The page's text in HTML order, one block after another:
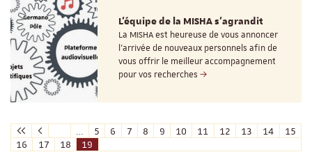
L'équipe de la MISHA s'agrandit
La MISHA est heureuse de vous annoncer
l'arrivée de nouveaux personnels afin de
vous offrir le meilleur accompagnement
pour vos recherches
… 5 6 7 8 9 10 11 12 13 14
15
16
17 18 19